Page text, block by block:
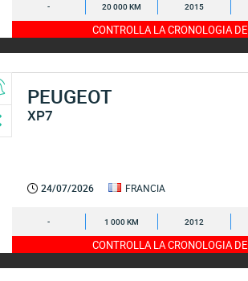
- 20 000 KM 2015
CONTROLLA LA CRONOLOGIA
PEUGEOT
XP7
24/07/2026 FRANCIA
- 1 000 KM 2012
CONTROLLA LA CRONOLOGIA